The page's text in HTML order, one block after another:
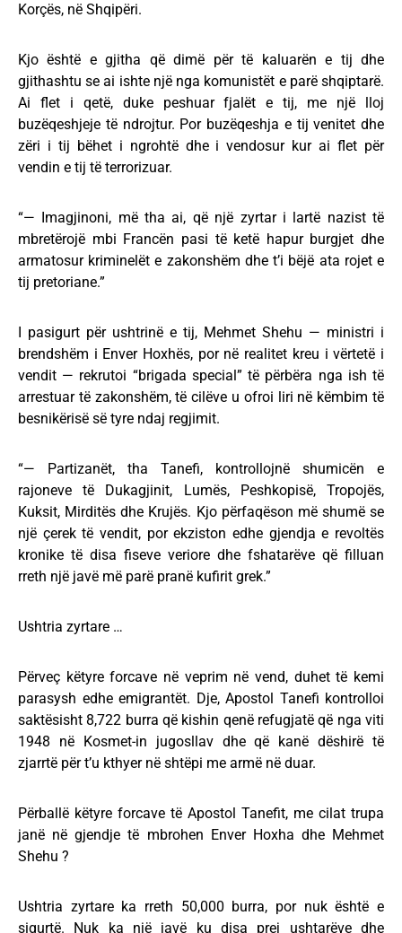
Korçës, në Shqipëri.
Kjo është e gjitha që dimë për të kaluarën e tij dhe
gjithashtu se ai ishte një nga komunistët e parë shqiptarë.
Ai flet i qetë, duke peshuar fjalët e tij, me një lloj
buzëqeshjeje të ndrojtur. Por buzëqeshja e tij venitet dhe
zëri i tij bëhet i ngrohtë dhe i vendosur kur ai flet për
vendin e tij të terrorizuar.
“— Imagjinoni, më tha ai, që një zyrtar i lartë nazist të
mbretërojë mbi Francën pasi të ketë hapur burgjet dhe
armatosur kriminelët e zakonshëm dhe t’i bëjë ata rojet e
tij pretoriane.”
I pasigurt për ushtrinë e tij, Mehmet Shehu — ministri i
brendshëm i Enver Hoxhës, por në realitet kreu i vërtetë i
vendit — rekrutoi “brigada special” të përbëra nga ish të
arrestuar të zakonshëm, të cilëve u ofroi liri në këmbim të
besnikërisë së tyre ndaj regjimit.
“— Partizanët, tha Tanefi, kontrollojnë shumicën e
rajoneve të Dukagjinit, Lumës, Peshkopisë, Tropojës,
Kuksit, Mirditës dhe Krujës. Kjo përfaqëson më shumë se
një çerek të vendit, por ekziston edhe gjendja e revoltës
kronike të disa fiseve veriore dhe fshatarëve që filluan
rreth një javë më parë pranë kufirit grek.”
Ushtria zyrtare …
Përveç këtyre forcave në veprim në vend, duhet të kemi
parasysh edhe emigrantët. Dje, Apostol Tanefi kontrolloi
saktësisht 8,722 burra që kishin qenë refugjatë që nga viti
1948 në Kosmet-in jugosllav dhe që kanë dëshirë të
zjarrtë për t’u kthyer në shtëpi me armë në duar.
Përballë këtyre forcave të Apostol Tanefit, me cilat trupa
janë në gjendje të mbrohen Enver Hoxha dhe Mehmet
Shehu ?
Ushtria zyrtare ka rreth 50,000 burra, por nuk është e
sigurtë. Nuk ka një javë ku disa prej ushtarëve dhe